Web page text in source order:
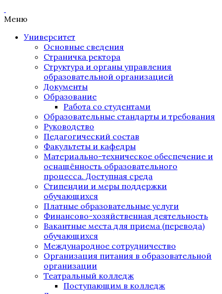
Меню
Университет
Основные сведения
Страничка ректора
Структура и органы управления
образовательной организацией
Документы
Образование
Работа со студентами
Образовательные стандарты и требования
Руководство
Педагогический состав
Факультеты и кафедры
Материально-техническое обеспечение и
оснащённость образовательного
процесса. Доступная среда
Стипендии и меры поддержки
обучающихся
Платные образовательные услуги
Финансово-хозяйственная деятельность
Вакантные места для приема (перевода)
обучающихся
Международное сотрудничество
Организация питания в образовательной
организации
Театральный колледж
Поступающим в колледж